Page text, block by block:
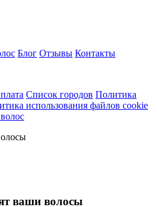
Блог Отзывы Контакты
Список городов Политика
использования файлов cookie
ваши волосы